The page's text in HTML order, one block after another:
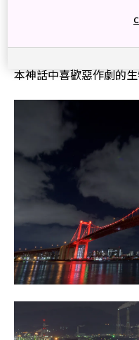
要觀賞橫跨洞海灣，全
觀的完美焦點，更被稱
本神話中喜歡惡作劇的